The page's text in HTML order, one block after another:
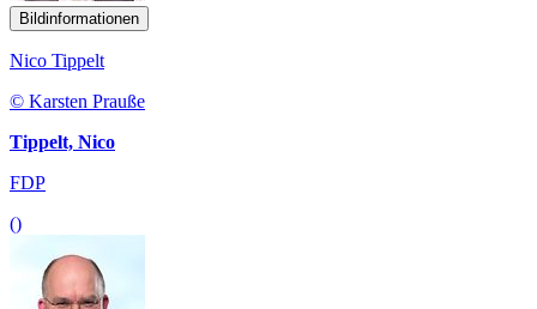
Bildinformationen
Nico Tippelt
© Karsten Prauße
Tippelt, Nico
FDP
()